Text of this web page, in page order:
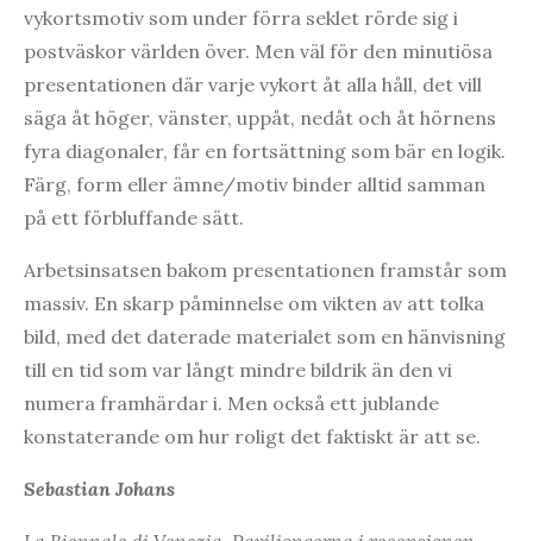
vykortsmotiv som under förra seklet rörde sig i
postväskor världen över. Men väl för den minutiösa
presentationen där varje vykort åt alla håll, det vill
säga åt höger, vänster, uppåt, nedåt och åt hörnens
fyra diagonaler, får en fortsättning som bär en logik.
Färg, form eller ämne/motiv binder alltid samman
på ett förbluffande sätt.
Arbetsinsatsen bakom presentationen framstår som
massiv. En skarp påminnelse om vikten av att tolka
bild, med det daterade materialet som en hänvisning
till en tid som var långt mindre bildrik än den vi
numera framhärdar i. Men också ett jublande
konstaterande om hur roligt det faktiskt är att se.
Sebastian Johans